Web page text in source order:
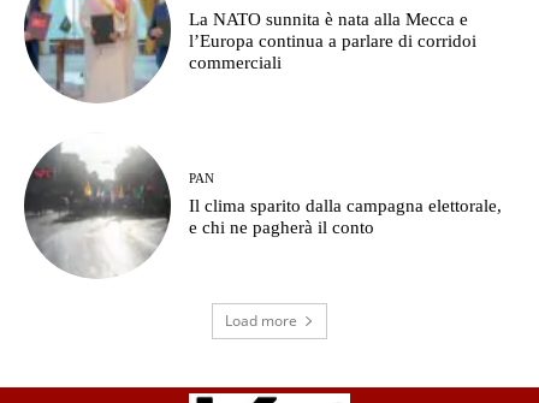
La NATO sunnita è nata alla Mecca e
l’Europa continua a parlare di corridoi
commerciali
PAN
Il clima sparito dalla campagna elettorale,
e chi ne pagherà il conto
Load more